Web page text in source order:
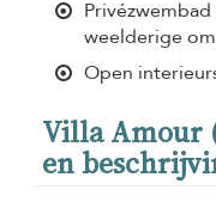
weelderige
Open
Villa Amour
en